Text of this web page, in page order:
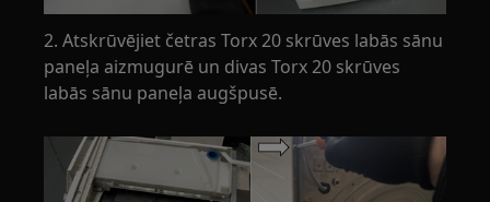
2. Atskrūvējiet četras Torx 20 skrūves labās sānu
paneļa aizmugurē un divas Torx 20 skrūves
labās sānu paneļa augšpusē.